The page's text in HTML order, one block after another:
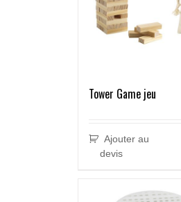
Tower Game jeu
Ajouter au
devis